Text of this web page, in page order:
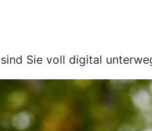
Sie voll digital